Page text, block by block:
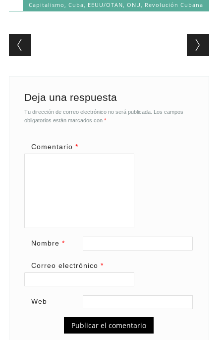
Capitalismo Cuba EEUU/OTAN ONU Revolución Cubana
Post navigation
Deja una respuesta
Tu dirección de correo electrónico no será publicada. Los campos
obligatorios están marcados con *
Comentario *
Nombre *
Correo electrónico *
Web